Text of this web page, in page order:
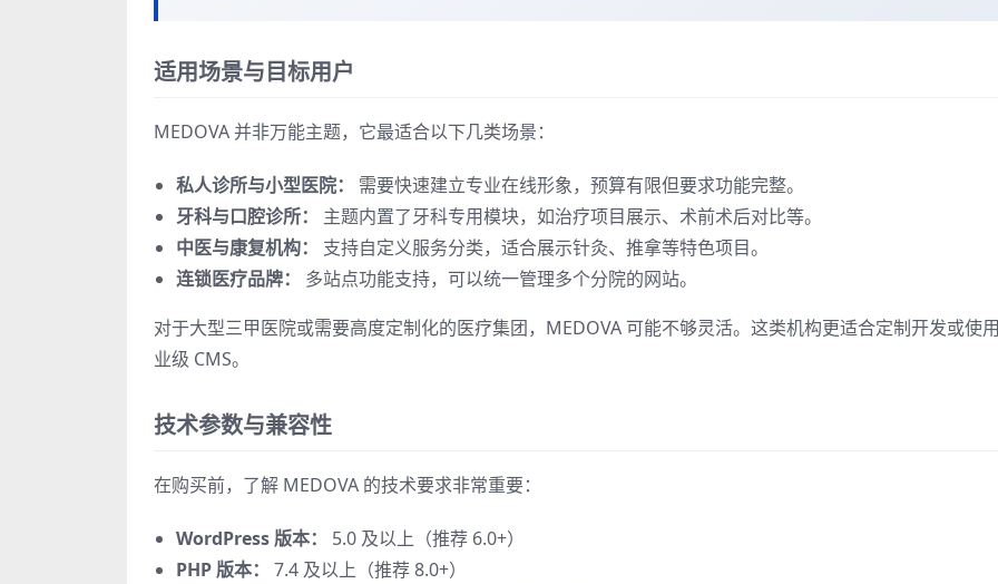
适用场景与目标用户
MEDOVA 并非万能主题，它最适合以下几类场景：
私人诊所与小型医院：
需要快速建立专业在线形象，预算有限但要求功能完整。
牙科与口腔诊所：
主题内置了牙科专用模块，如治疗项目展示、术前术后对比等。
中医与康复机构：
支持自定义服务分类，适合展示针灸、推拿等特色项目。
连锁医疗品牌：
多站点功能支持，可以统一管理多个分院的网站。
对于大型三甲医院或需要高度定制化的医疗集团，MEDOVA 可能不够灵活。这类机构更适合定制开发或使
业级 CMS。
技术参数与兼容性
在购买前，了解 MEDOVA 的技术要求非常重要：
WordPress 版本：
5.0 及以上（推荐 6.0+）
PHP 版本：
7.4 及以上（推荐 8.0+）